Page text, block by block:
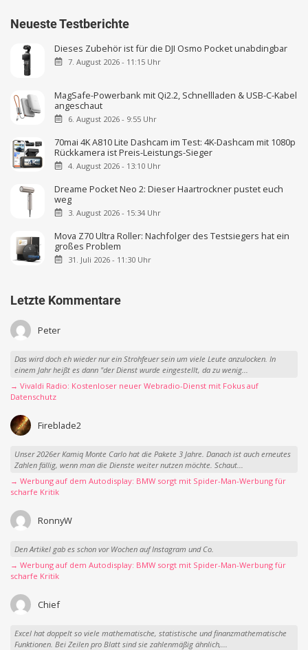
Neueste Testberichte
Dieses Zubehör ist für die DJI Osmo Pocket unabdingbar
7. August 2026 - 11:15 Uhr
MagSafe-Powerbank mit Qi2.2, Schnellladen & USB-C-Kabel
angeschaut
6. August 2026 - 9:55 Uhr
70mai 4K A810 Lite Dashcam im Test: 4K-Dashcam mit 1080p
Rückkamera ist Preis-Leistungs-Sieger
4. August 2026 - 13:10 Uhr
Dreame Pocket Neo 2: Dieser Haartrockner pustet euch
weg
3. August 2026 - 15:34 Uhr
Mova Z70 Ultra Roller: Nachfolger des Testsiegers hat ein
großes Problem
31. Juli 2026 - 11:30 Uhr
Letzte Kommentare
Peter
Das wird doch eh wieder nur ein Strohfeuer sein um viele Leute anzulocken. In
einem Jahr heißt es dann "der Dienst wurde eingestellt, da zu wenig...
→ Vivaldi Radio: Kostenloser neuer Webradio-Dienst mit Fokus auf
Datenschutz
Fireblade2
Unser 2026er Kamiq Monte Carlo hat die Pakete 3 Jahre. Danach ist auch erneutes
Zahlen fällig, wenn man die Dienste weiter nutzen möchte. Schaut...
→ Werbung auf dem Autodisplay: BMW sorgt mit Spider-Man-Werbung für
scharfe Kritik
RonnyW
Den Artikel gab es schon vor Wochen auf Instagram und Co.
→ Werbung auf dem Autodisplay: BMW sorgt mit Spider-Man-Werbung für
scharfe Kritik
Chief
Excel hat doppelt so viele mathematische, statistische und finanzmathematische
Funktionen. Bei Zeilen pro Blatt sind sie zahlenmäßig ähnlich,...